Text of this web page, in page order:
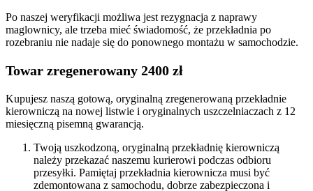
Po naszej weryfikacji możliwa jest rezygnacja z naprawy
maglownicy, ale trzeba mieć świadomość, że przekładnia po
rozebraniu nie nadaje się do ponownego montażu w samochodzie.
Towar zregenerowany 2400 zł
Kupujesz naszą gotową, oryginalną zregenerowaną przekładnie
kierowniczą na nowej listwie i oryginalnych uszczelniaczach z 12
miesięczną pisemną gwarancją.
Twoją uszkodzoną, oryginalną przekładnię kierowniczą
należy przekazać naszemu kurierowi podczas odbioru
przesyłki. Pamiętaj przekładnia kierownicza musi być
zdemontowana z samochodu, dobrze zabezpieczona i